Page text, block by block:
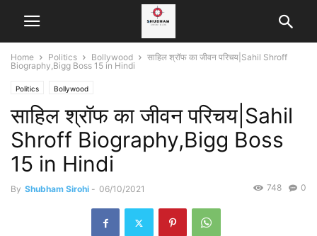
Home Politics Bollywood
साहिल श्रॉफ का जीवन परिचय|Sahil Shroff
Biography,Bigg Boss 15 in Hindi
Politics Bollywood
साहिल श्रॉफ का जीवन परिचय|Sahil
Shroff Biography,Bigg Boss
15 in Hindi
By Shubham Sirohi - 06/10/2021 0
748